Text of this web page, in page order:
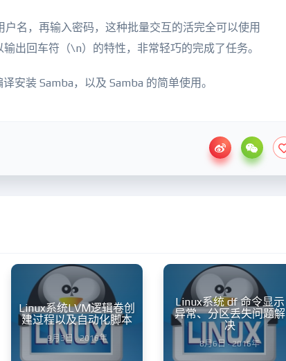
名，再输入密码，这种批量交互的活完全可以使用
出回车符（\n）的特性，非常轻巧的完成了任务。
安装 Samba，以及 Samba 的简单使用。
Linux系统LVM逻辑卷创
建过程以及自动化脚本
9月3日 · 2016年
Linux系统 df 命令显示
异常、分区丢失问题解
决
8月6日 · 2016年